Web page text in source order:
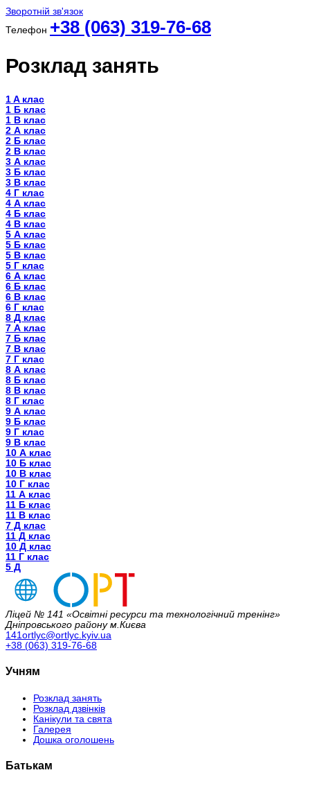
Зворотній зв'язок
Телефон +38 (063) 319-76-68
Розклад занять
1 A клас
1 Б клас
1 В клас
2 А клас
2 Б клас
2 В клас
3 А клас
3 Б клас
3 В клас
4 Г клас
4 А клас
4 Б клас
4 В клас
5 А клас
5 Б клас
5 В клас
5 Г клас
6 А клас
6 Б клас
6 В клас
6 Г клас
8 Д клас
7 А клас
7 Б клас
7 В клас
7 Г клас
8 А клас
8 Б клас
8 В клас
8 Г клас
9 А клас
9 Б клас
9 Г клас
9 В клас
10 А клас
10 Б клас
10 В клас
10 Г клас
11 А клас
11 Б клас
11 В клас
7 Д клас
11 Д клас
10 Д клас
11 Г клас
5 Д
Ліцей № 141 «Освітні ресурси та технологічний тренінг»
Дніпровського району м.Києва
141ortlyc@ortlyc.kyiv.ua
+38 (063) 319-76-68
Учням
Розклад занять
Розклад дзвінків
Канікули та свята
Галерея
Дошка оголошень
Батькам